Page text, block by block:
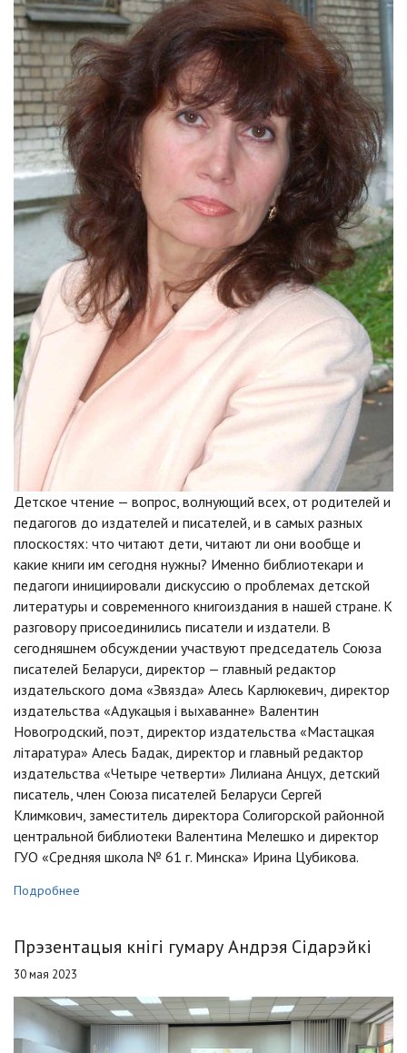
Детское чтение — вопрос, волнующий всех, от родителей и
педагогов до издателей и писателей, и в самых разных
плоскостях: что читают дети, читают ли они вообще и
какие книги им сегодня нужны? Именно библиотекари и
педагоги инициировали дискуссию о проблемах детской
литературы и современного книгоиздания в нашей стране. К
разговору присоединились писатели и издатели. В
сегодняшнем обсуждении участвуют председатель Союза
писателей Беларуси, директор — главный редактор
издательского дома «Звязда» Алесь Карлюкевич, директор
издательства «Адукацыя i выхаванне» Валентин
Новогродский, поэт, директор издательства «Мастацкая
лiтаратура» Алесь Бадак, директор и главный редактор
издательства «Четыре четверти» Лилиана Анцух, детский
писатель, член Союза писателей Беларуси Сергей
Климкович, заместитель директора Солигорской районной
центральной библиотеки Валентина Мелешко и директор
ГУО «Средняя школа № 61 г. Минска» Ирина Цубикова.
Подробнее
Прэзентацыя кнігі гумару Андрэя Сідарэйкі
30 мая 2023